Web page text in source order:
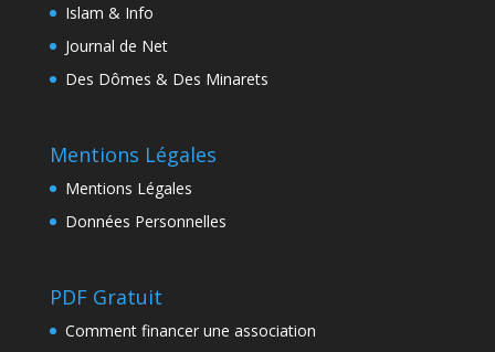
Islam & Info
Journal de Net
Des Dômes & Des Minarets
Mentions Légales
Mentions Légales
Données Personnelles
PDF Gratuit
Comment financer une association